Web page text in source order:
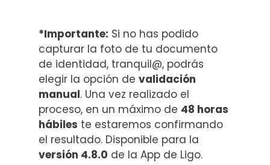
*Importante: Si no has podido
capturar la foto de tu documento
de identidad, tranquil@, podrás
elegir la opción de validación
manual. Una vez realizado el
proceso, en un máximo de 48 horas
hábiles te estaremos confirmando
el resultado. Disponible para la
versión 4.8.0 de la App de Ligo.